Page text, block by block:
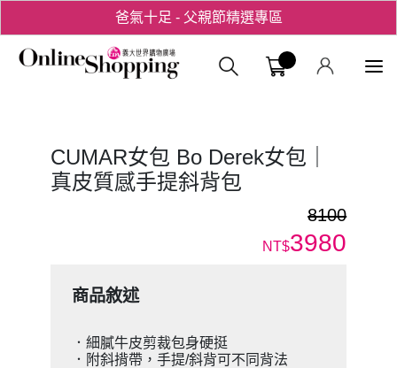
爸氣十足 - 父親節精選專區
用心愛你！七夕星選禮遇！義大購物
CUMAR女包 Bo Derek女包｜
真皮質感手提斜背包
8100
NT$3980
商品敘述
．細膩牛皮剪裁包身硬挺
．附斜揹帶，手提/斜背可不同背法